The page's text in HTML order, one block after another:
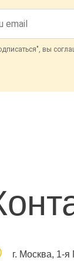
вы
г. Москва, 1-